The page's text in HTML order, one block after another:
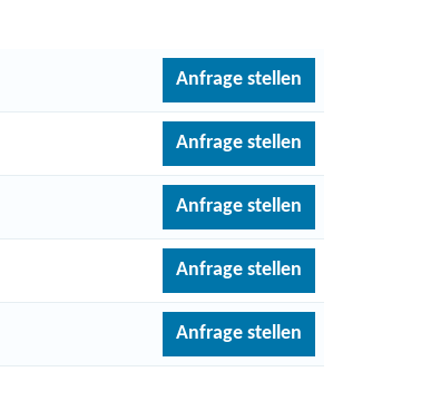
Anfrage stellen
Anfrage stellen
Anfrage stellen
Anfrage stellen
Anfrage stellen